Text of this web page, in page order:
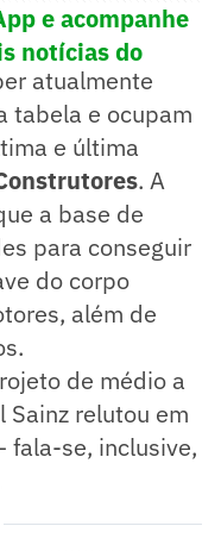
e acompanhe
notícias do
atualmente
tabela e ocupam
e última
. A
a base de
para conseguir
do corpo
além de
de médio a
Sainz relutou em
fala-se, inclusive,